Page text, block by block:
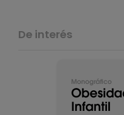
De interés